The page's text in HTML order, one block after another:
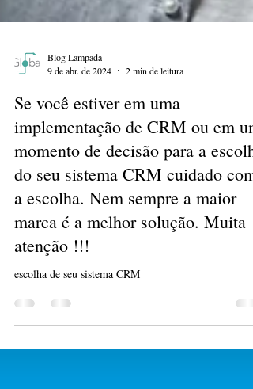
Blog Lampada
9 de abr. de 2024
2 min de leitura
Se você estiver em uma
implementação de CRM ou em um
momento de decisão para a escolha
a escolha. Nem sempre a maior